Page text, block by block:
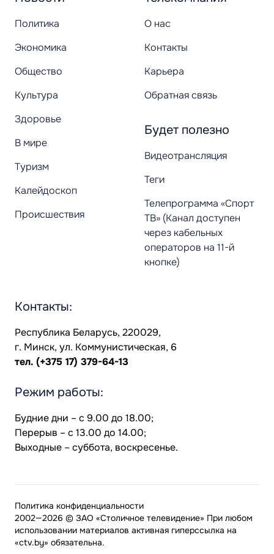
Политика
Экономика
Общество
Культура
Здоровье
В мире
Туризм
Калейдоскоп
Происшествия
О нас
Контакты
Карьера
Обратная связь
Будет полезно
Видеотрансляция
Теги
Телепрограмма «Спорт
ТВ» (Канал доступен
через кабельных
операторов на 11-й
кнопке)
Контакты:
Республика Беларусь, 220029,
г. Минск, ул. Коммунистическая, 6
тел. (+375 17) 379-64-13
Режим работы:
Будние дни – с 9.00 до 18.00;
Перерыв – с 13.00 до 14.00;
Выходные – суббота, воскресенье.
2002—2026 © ЗАО «Столичное телевидение» При любом
использовании материалов активная гиперссылка на
«ctv.by» обязательна.
Политика конфиденциальности